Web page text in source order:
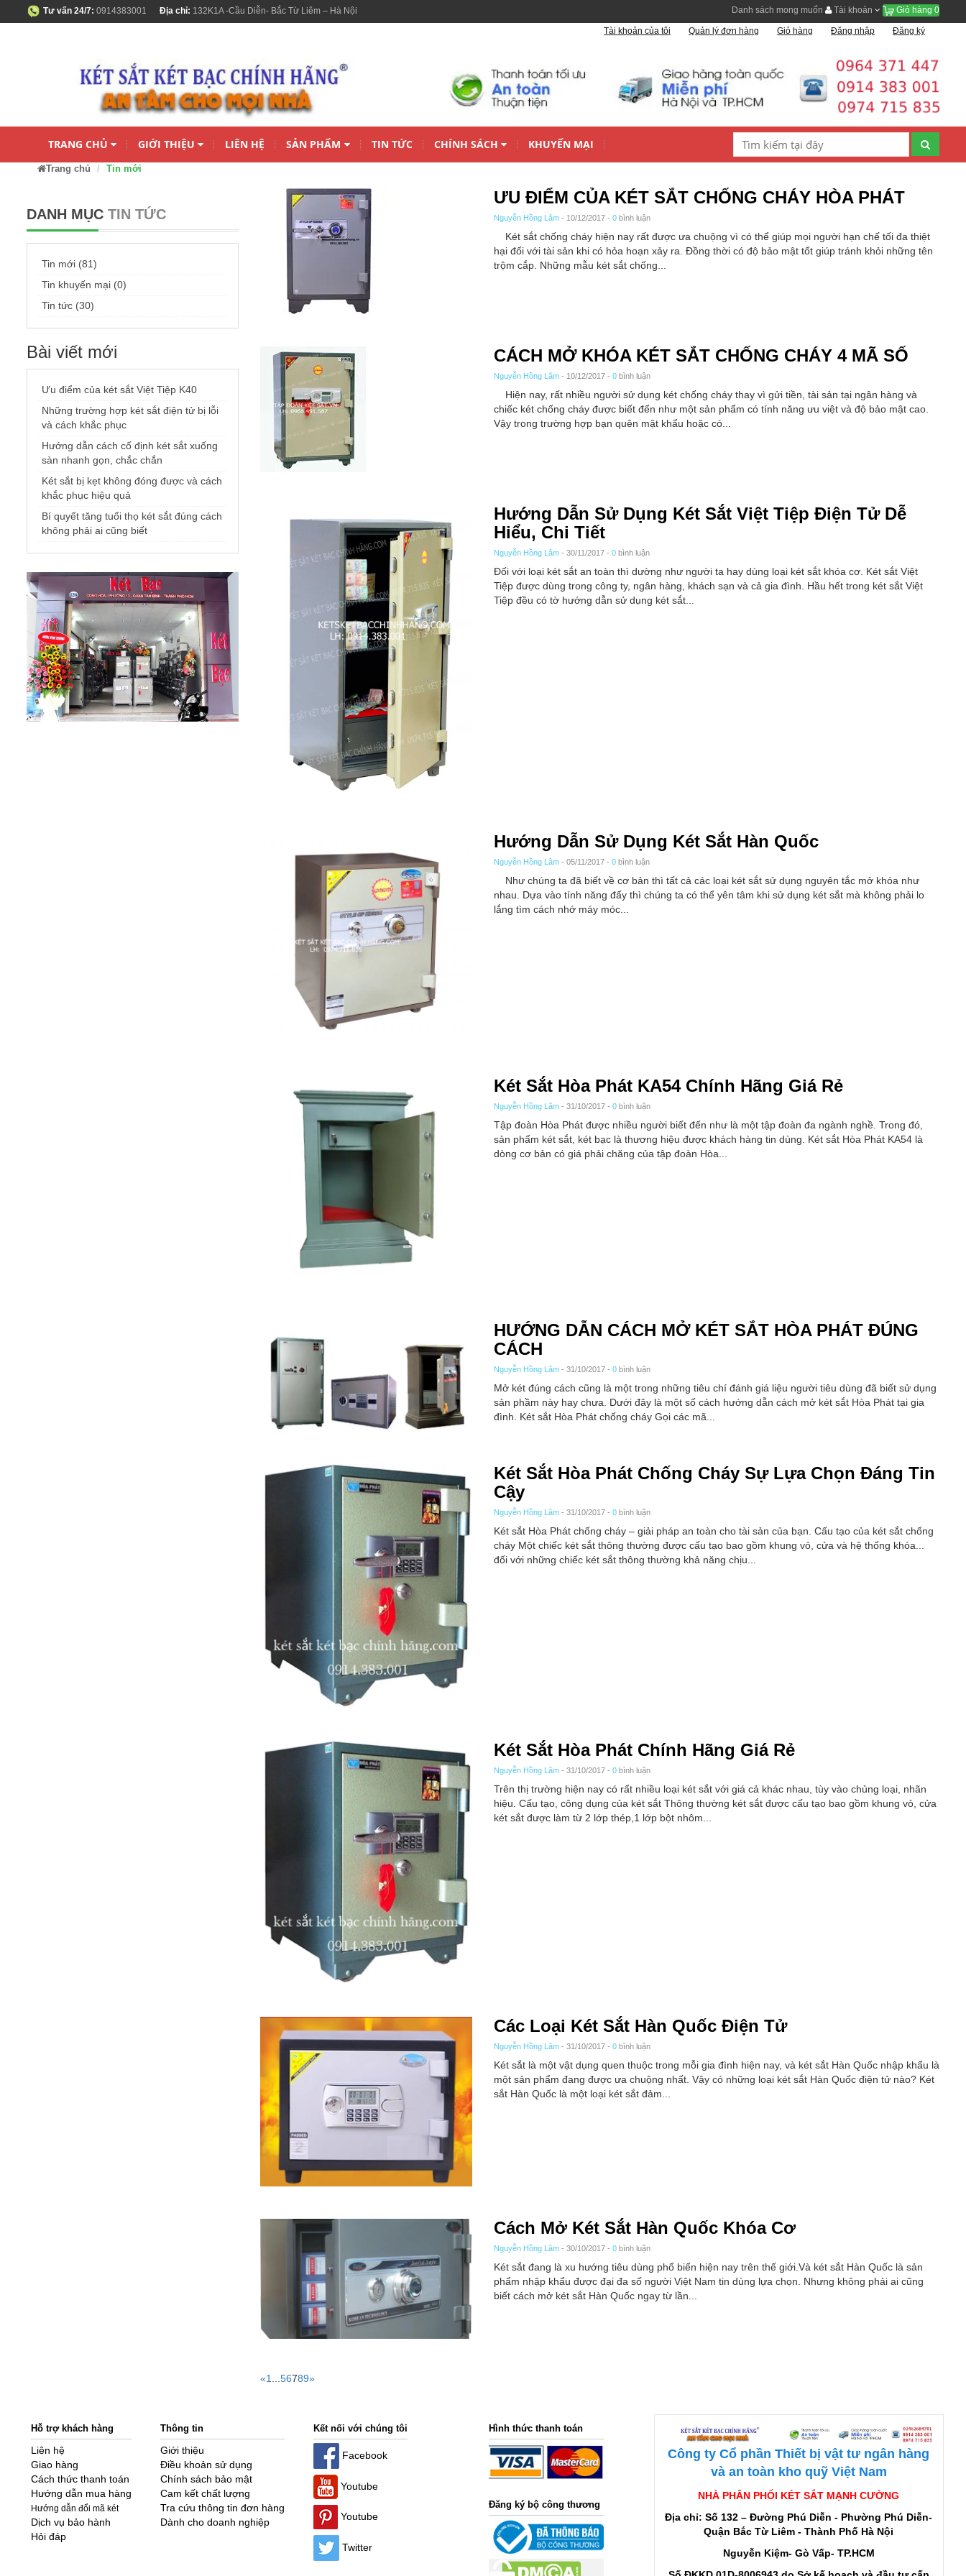
Tư vấn 24/7: 0914383001 Địa chỉ: 132K1A -Cầu Diễn- Bắc Từ Liêm – Hà Nội Danh sách mong muốn Tài khoản Giỏ hàng 0
Tài khoản của tôi Quản lý đơn hàng Giỏ hàng Đăng nhập Đăng ký
TRANG CHỦ GIỚI THIỆU LIÊN HỆ SẢN PHẨM TIN TỨC CHÍNH SÁCH KHUYẾN MẠI
Trang chủ Tin mới
DANH MỤC TIN TỨC
Tin mới (81)
Tin khuyến mại (0)
Tin tức (30)
Bài viết mới
Ưu điểm của két sắt Việt Tiệp K40
Những trường hợp két sắt điện tử bị lỗi
và cách khắc phục
Hướng dẫn cách cố định két sắt xuống
sàn nhanh gọn, chắc chắn
Két sắt bị kẹt không đóng được và cách
khắc phục hiệu quả
Bí quyết tăng tuổi thọ két sắt đúng cách
không phải ai cũng biết
ƯU ĐIỂM CỦA KÉT SẮT CHỐNG CHÁY HÒA PHÁT
Nguyễn Hồng Lâm- 10/12/2017 - 0bình luận
Két sắt chống cháy hiện nay rất được ưa chuộng vì có thể giúp mọi người hạn chế tối đa thiệt
hại đối với tài sản khi có hỏa hoạn xảy ra. Đồng thời có độ bảo mật tốt giúp tránh khỏi những tên
trộm cắp. Những mẫu két sắt chống...
CÁCH MỞ KHÓA KÉT SẮT CHỐNG CHÁY 4 MÃ SỐ
Nguyễn Hồng Lâm- 10/12/2017 - 0bình luận
Hiện nay, rất nhiều người sử dụng két chống cháy thay vì gửi tiền, tài sản tại ngân hàng và
chiếc két chống cháy được biết đến như một sản phẩm có tính năng ưu việt và độ bảo mật cao.
Vậy trong trường hợp bạn quên mật khẩu hoặc có...
Hướng Dẫn Sử Dụng Két Sắt Việt Tiệp Điện Tử Dễ
Hiểu, Chi Tiết
Nguyễn Hồng Lâm- 30/11/2017 - 0bình luận
Đối với loại két sắt an toàn thì dường như người ta hay dùng loại két sắt khóa cơ. Két sắt Việt
Tiệp được dùng trong công ty, ngân hàng, khách sạn và cả gia đình. Hầu hết trong két sắt Việt
Tiệp đều có tờ hướng dẫn sử dụng két sắt...
Hướng Dẫn Sử Dụng Két Sắt Hàn Quốc
Nguyễn Hồng Lâm- 05/11/2017 - 0bình luận
Như chúng ta đã biết về cơ bản thì tất cả các loại két sắt sử dụng nguyên tắc mở khóa như
nhau. Dựa vào tính năng đấy thì chúng ta có thể yên tâm khi sử dụng két sắt mà không phải lo
lắng tìm cách nhớ máy móc...
Két Sắt Hòa Phát KA54 Chính Hãng Giá Rẻ
Nguyễn Hồng Lâm- 31/10/2017 - 0bình luận
Tập đoàn Hòa Phát được nhiều người biết đến như là một tập đoàn đa ngành nghề. Trong đó,
sản phẩm két sắt, két bạc là thương hiệu được khách hàng tin dùng. Két sắt Hòa Phát KA54 là
dòng cơ bản có giá phải chăng của tập đoàn Hòa...
HƯỚNG DẪN CÁCH MỞ KÉT SẮT HÒA PHÁT ĐÚNG
CÁCH
Nguyễn Hồng Lâm- 31/10/2017 - 0bình luận
Mở két đúng cách cũng là một trong những tiêu chí đánh giá liệu người tiêu dùng đã biết sử dụng
sản phầm này hay chưa. Dưới đây là một số cách hướng dẫn cách mở két sắt Hòa Phát tại gia
đình. Két sắt Hòa Phát chống cháy Gọi các mã...
Két Sắt Hòa Phát Chống Cháy Sự Lựa Chọn Đáng Tin
Cậy
Nguyễn Hồng Lâm- 31/10/2017 - 0bình luận
Két sắt Hòa Phát chống cháy – giải pháp an toàn cho tài sản của bạn. Cấu tạo của két sắt chống
cháy Một chiếc két sắt thông thường được cấu tạo bao gồm khung vỏ, cửa và hệ thống khóa...
đối với những chiếc két sắt thông thường khả năng chịu...
Két Sắt Hòa Phát Chính Hãng Giá Rẻ
Nguyễn Hồng Lâm- 31/10/2017 - 0bình luận
Trên thị trường hiện nay có rất nhiều loại két sắt với giá cả khác nhau, tùy vào chủng loại, nhãn
hiệu. Cấu tạo, công dụng của két sắt Thông thường két sắt được cấu tạo bao gồm khung vỏ, cửa
két sắt được làm từ 2 lớp thép,1 lớp bột nhôm...
Các Loại Két Sắt Hàn Quốc Điện Tử
Nguyễn Hồng Lâm- 31/10/2017 - 0bình luận
Két sắt là một vật dụng quen thuộc trong mỗi gia đình hiện nay, và két sắt Hàn Quốc nhập khẩu là
một sản phẩm đang được ưa chuộng nhất. Vậy có những loại két sắt Hàn Quốc điện tử nào? Két
sắt Hàn Quốc là một loại két sắt đảm...
Cách Mở Két Sắt Hàn Quốc Khóa Cơ
Nguyễn Hồng Lâm- 30/10/2017 - 0bình luận
Két sắt đang là xu hướng tiêu dùng phổ biến hiện nay trên thế giới.Và két sắt Hàn Quốc là sản
phẩm nhập khẩu được đại đa số người Việt Nam tin dùng lựa chọn. Nhưng không phải ai cũng
biết cách mở két sắt Hàn Quốc ngay từ lần...
«1 56789»
Hỗ trợ khách hàng
Liên hệ
Giao hàng
Cách thức thanh toán
Hướng dẫn mua hàng
Hướng dẫn đổi mã két
Dịch vụ bảo hành
Hỏi đáp
Thông tin
Giới thiệu
Điều khoản sử dụng
Chính sách bảo mật
Cam kết chất lượng
Tra cứu thông tin đơn hàng
Dành cho doanh nghiệp
Kết nối với chúng tôi
Facebook
Youtube
Youtube
Twitter
Hình thức thanh toán
Đăng ký bộ công thương
Công ty Cổ phần Thiết bị vật tư ngân hàng
và an toàn kho quỹ Việt Nam
NHÀ PHÂN PHỐI KÉT SẮT MẠNH CƯỜNG
Địa chỉ: Số 132 – Đường Phú Diễn - Phường Phú Diễn-
Quận Bắc Từ Liêm - Thành Phố Hà Nội
Nguyễn Kiệm- Gò Vấp- TP.HCM